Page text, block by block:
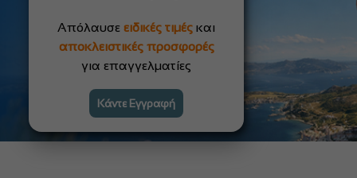
Απόλαυσε ειδικές τιμές και
αποκλειστικές προσφορές
για επαγγελματίες
Κάντε Εγγραφή